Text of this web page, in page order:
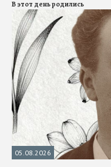
В этот день родились
05.08.2026